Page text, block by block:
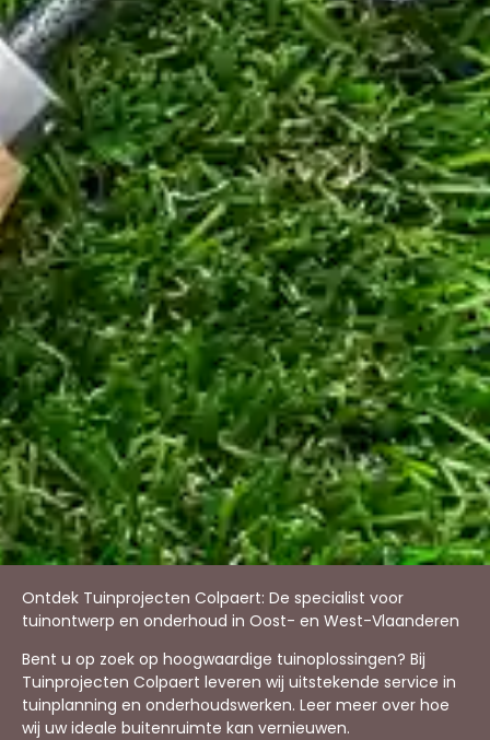
Ontdek Tuinprojecten Colpaert: De specialist voor
tuinontwerp en onderhoud in Oost- en West-Vlaanderen
Bent u op zoek op hoogwaardige tuinoplossingen? Bij
Tuinprojecten Colpaert leveren wij uitstekende service in
tuinplanning en onderhoudswerken. Leer meer over hoe
wij uw ideale buitenruimte kan vernieuwen.